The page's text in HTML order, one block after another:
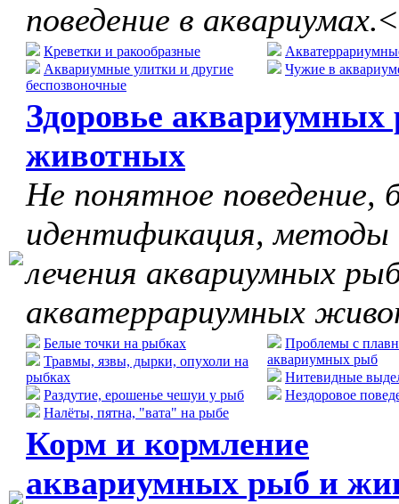
поведение в аквариумах.<
Креветки и ракообразные
Аквариумные улитки и другие
беспозвоночные
Чужие в
Здоровье
животных
Не понятное поведение,
идентификация, методы
лечения аквариумных
акватеррариумных
Белые точки на рыбках
Травмы, язвы, дырки, опухоли на
рыбках
Раздутие, ерошенье чешуи у рыб
Налёты, пятна, "вата" на рыбе
Проблемы с
аквариумных рыб
Нитевидные
Нездоровое
Корм и кормление
аквариумных рыб и